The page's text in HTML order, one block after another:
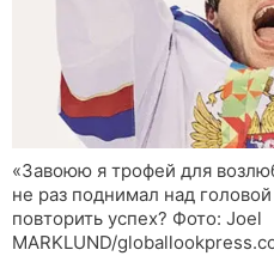
«Завоюю я трофей для
не раз поднимал над
повторить успех? Фото: Joel
MARKLUND/